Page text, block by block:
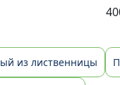
из лиственницы